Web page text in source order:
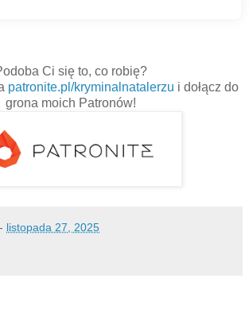
Ci się to, co robię?
patronite.pl/kryminalnatalerzu i dołącz do
grona moich Patronów!
- listopada 27, 2025